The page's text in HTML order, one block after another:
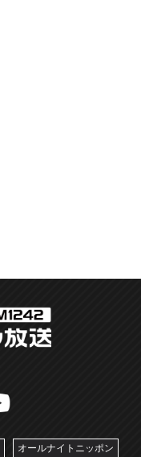
オールナイトニッポン